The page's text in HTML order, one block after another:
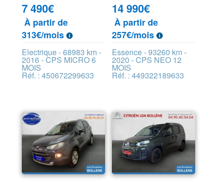
7 490€
À partir de
313€/mois
Electrique - 68983 km -
2016 - CPS MICRO 6
MOIS
Réf. : 450672299633
14 990€
À partir de
257€/mois
Essence - 93260 km -
2020 - CPS NEO 12
MOIS
Réf. : 449322189633